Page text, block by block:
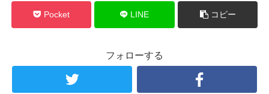
Pocket LINE コピー
フォローする